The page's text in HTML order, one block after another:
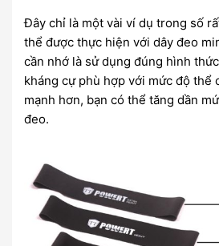
Đây chỉ là một vài ví dụ trong số
thể được thực hiện với dây đeo
cần nhớ là sử dụng đúng hình
kháng cự phù hợp với mức độ thể
mạnh hơn, bạn có thể tăng dần
đeo.